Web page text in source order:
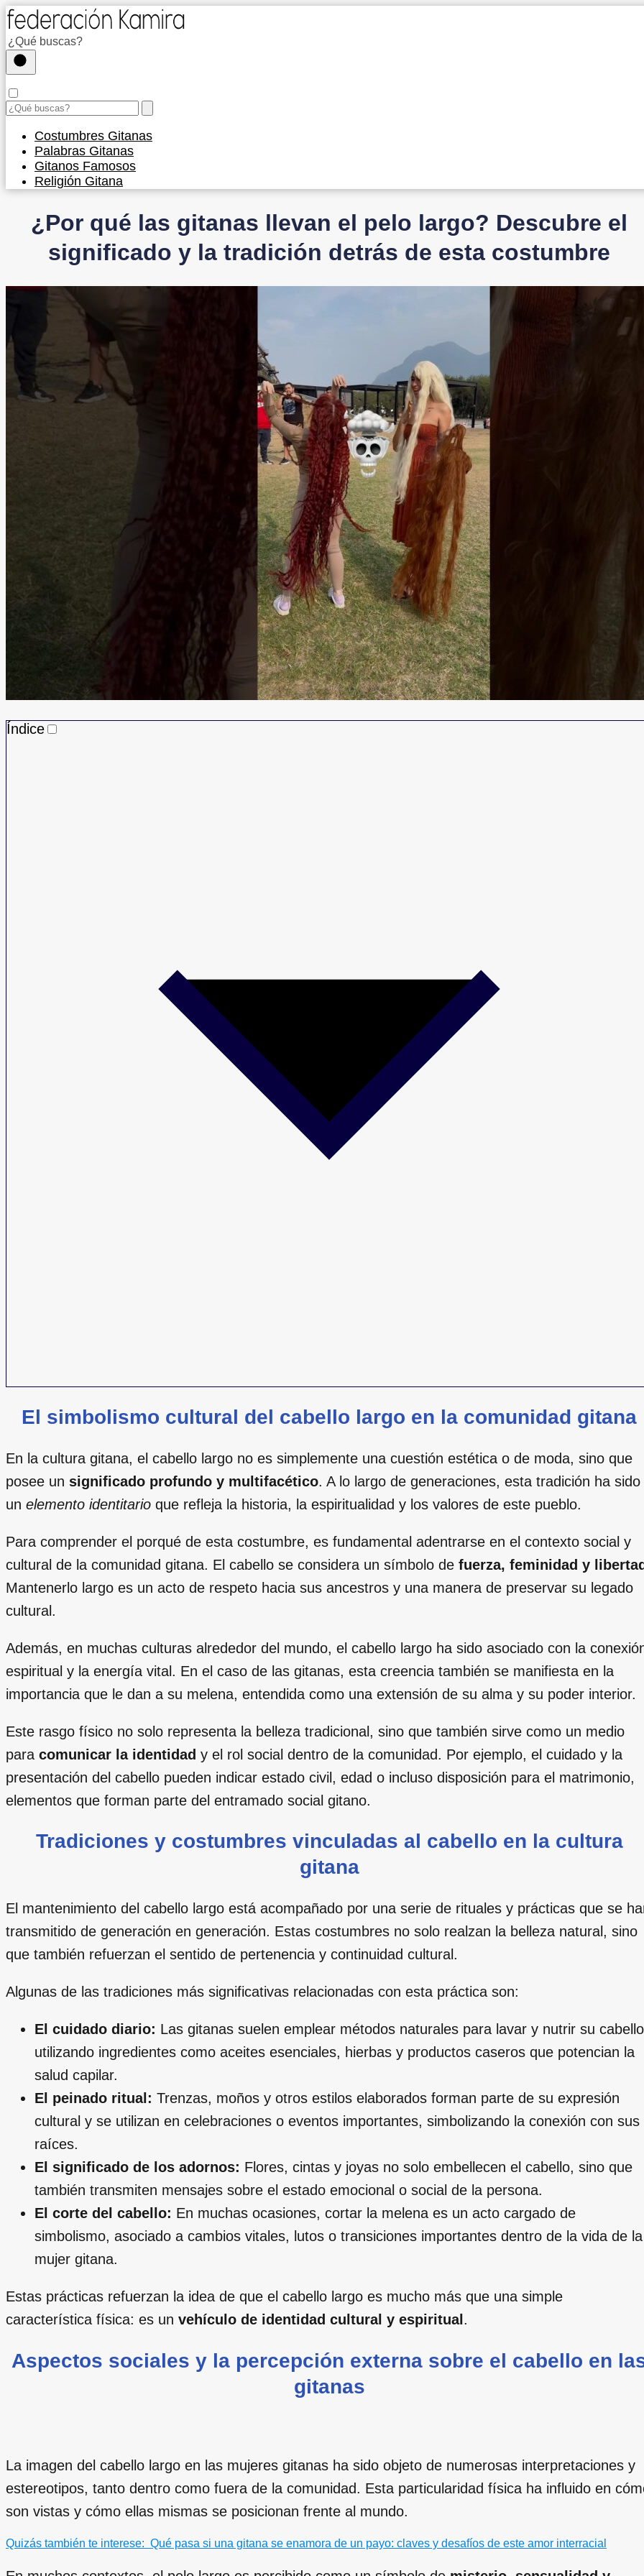
Costumbres Gitanas
Palabras Gitanas
Gitanos Famosos
Religión Gitana
¿Por qué las gitanas llevan el pelo largo? Descubre el
significado y la tradición detrás de esta costumbre
Índice
El simbolismo cultural del cabello largo en la comunidad gitana
En la cultura gitana, el cabello largo no es simplemente una cuestión estética o de moda, sino que
posee un significado profundo y multifacético. A lo largo de generaciones, esta tradición ha sido
un elemento identitario que refleja la historia, la espiritualidad y los valores de este pueblo.
Para comprender el porqué de esta costumbre, es fundamental adentrarse en el contexto social y
cultural de la comunidad gitana. El cabello se considera un símbolo de fuerza, feminidad y
Mantenerlo largo es un acto de respeto hacia sus ancestros y una manera de preservar su legado
cultural.
Además, en muchas culturas alrededor del mundo, el cabello largo ha sido asociado con la
espiritual y la energía vital. En el caso de las gitanas, esta creencia también se manifiesta en la
importancia que le dan a su melena, entendida como una extensión de su alma y su poder interior.
Este rasgo físico no solo representa la belleza tradicional, sino que también sirve como un medio
para comunicar la identidad y el rol social dentro de la comunidad. Por ejemplo, el cuidado y la
presentación del cabello pueden indicar estado civil, edad o incluso disposición para el matrimonio,
elementos que forman parte del entramado social gitano.
Tradiciones y costumbres vinculadas al cabello en la cultura
gitana
El mantenimiento del cabello largo está acompañado por una serie de rituales y prácticas que se
transmitido de generación en generación. Estas costumbres no solo realzan la belleza natural, sino
que también refuerzan el sentido de pertenencia y continuidad cultural.
Algunas de las tradiciones más significativas relacionadas con esta práctica son:
El cuidado diario: Las gitanas suelen emplear métodos naturales para lavar y nutrir su
utilizando ingredientes como aceites esenciales, hierbas y productos caseros que potencian la
salud capilar.
El peinado ritual: Trenzas, moños y otros estilos elaborados forman parte de su expresión
cultural y se utilizan en celebraciones o eventos importantes, simbolizando la conexión con sus
raíces.
El significado de los adornos: Flores, cintas y joyas no solo embellecen el cabello, sino que
también transmiten mensajes sobre el estado emocional o social de la persona.
El corte del cabello: En muchas ocasiones, cortar la melena es un acto cargado de
simbolismo, asociado a cambios vitales, lutos o transiciones importantes dentro de la vida de la
mujer gitana.
Estas prácticas refuerzan la idea de que el cabello largo es mucho más que una simple
característica física: es un vehículo de identidad cultural y espiritual .
Aspectos sociales y la percepción externa sobre el cabello en
gitanas
La imagen del cabello largo en las mujeres gitanas ha sido objeto de numerosas interpretaciones y
estereotipos, tanto dentro como fuera de la comunidad. Esta particularidad física ha influido en
son vistas y cómo ellas mismas se posicionan frente al mundo.
Quizás también te interese: Qué pasa si una gitana se enamora de un payo: claves y desafíos de este amor interracial